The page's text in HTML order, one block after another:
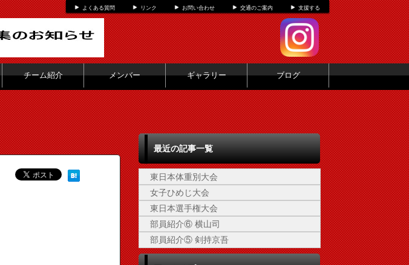
よくある質問 リンク お問い合わせ 交通のご案内 支援する
チーム紹介 メンバー ギャラリー ブログ
最近の記事一覧
東日本体重別大会
女子ひめじ大会
東日本選手権大会
部員紹介⑥ 横山司
部員紹介⑤ 剣持京吾